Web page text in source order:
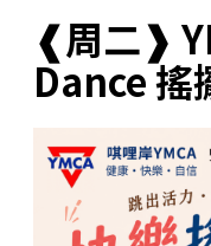
❰周二❱
Dance 搖